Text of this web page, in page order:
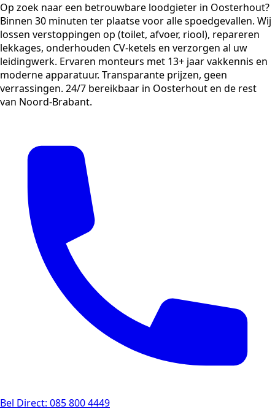
Op zoek naar een betrouwbare loodgieter in Oosterhout?
Binnen 30 minuten ter plaatse voor alle spoedgevallen. Wij
lossen verstoppingen op (toilet, afvoer, riool), repareren
lekkages, onderhouden CV-ketels en verzorgen al uw
leidingwerk. Ervaren monteurs met 13+ jaar vakkennis en
moderne apparatuur. Transparante prijzen, geen
verrassingen. 24/7 bereikbaar in Oosterhout en de rest
van Noord-Brabant.
Bel Direct: 085 800 4449